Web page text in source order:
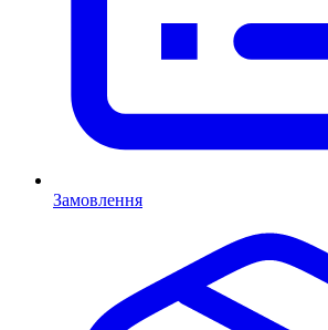
Замовлення